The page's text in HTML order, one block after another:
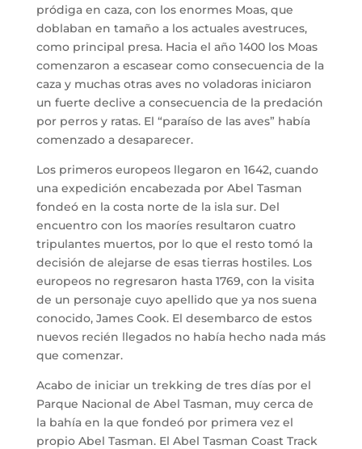
pródiga en caza, con los enormes Moas, que
doblaban en tamaño a los actuales avestruces,
como principal presa. Hacia el año 1400 los Moas
comenzaron a escasear como consecuencia de la
caza y muchas otras aves no voladoras iniciaron
un fuerte declive a consecuencia de la predación
por perros y ratas. El “paraíso de las aves” había
comenzado a desaparecer.
Los primeros europeos llegaron en 1642, cuando
una expedición encabezada por Abel Tasman
fondeó en la costa norte de la isla sur. Del
encuentro con los maoríes resultaron cuatro
tripulantes muertos, por lo que el resto tomó la
decisión de alejarse de esas tierras hostiles. Los
europeos no regresaron hasta 1769, con la visita
de un personaje cuyo apellido que ya nos suena
conocido, James Cook. El desembarco de estos
nuevos recién llegados no había hecho nada más
que comenzar.
Acabo de iniciar un trekking de tres días por el
Parque Nacional de Abel Tasman, muy cerca de
la bahía en la que fondeó por primera vez el
propio Abel Tasman. El Abel Tasman Coast Track